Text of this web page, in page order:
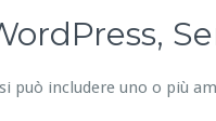
può includere uno o più